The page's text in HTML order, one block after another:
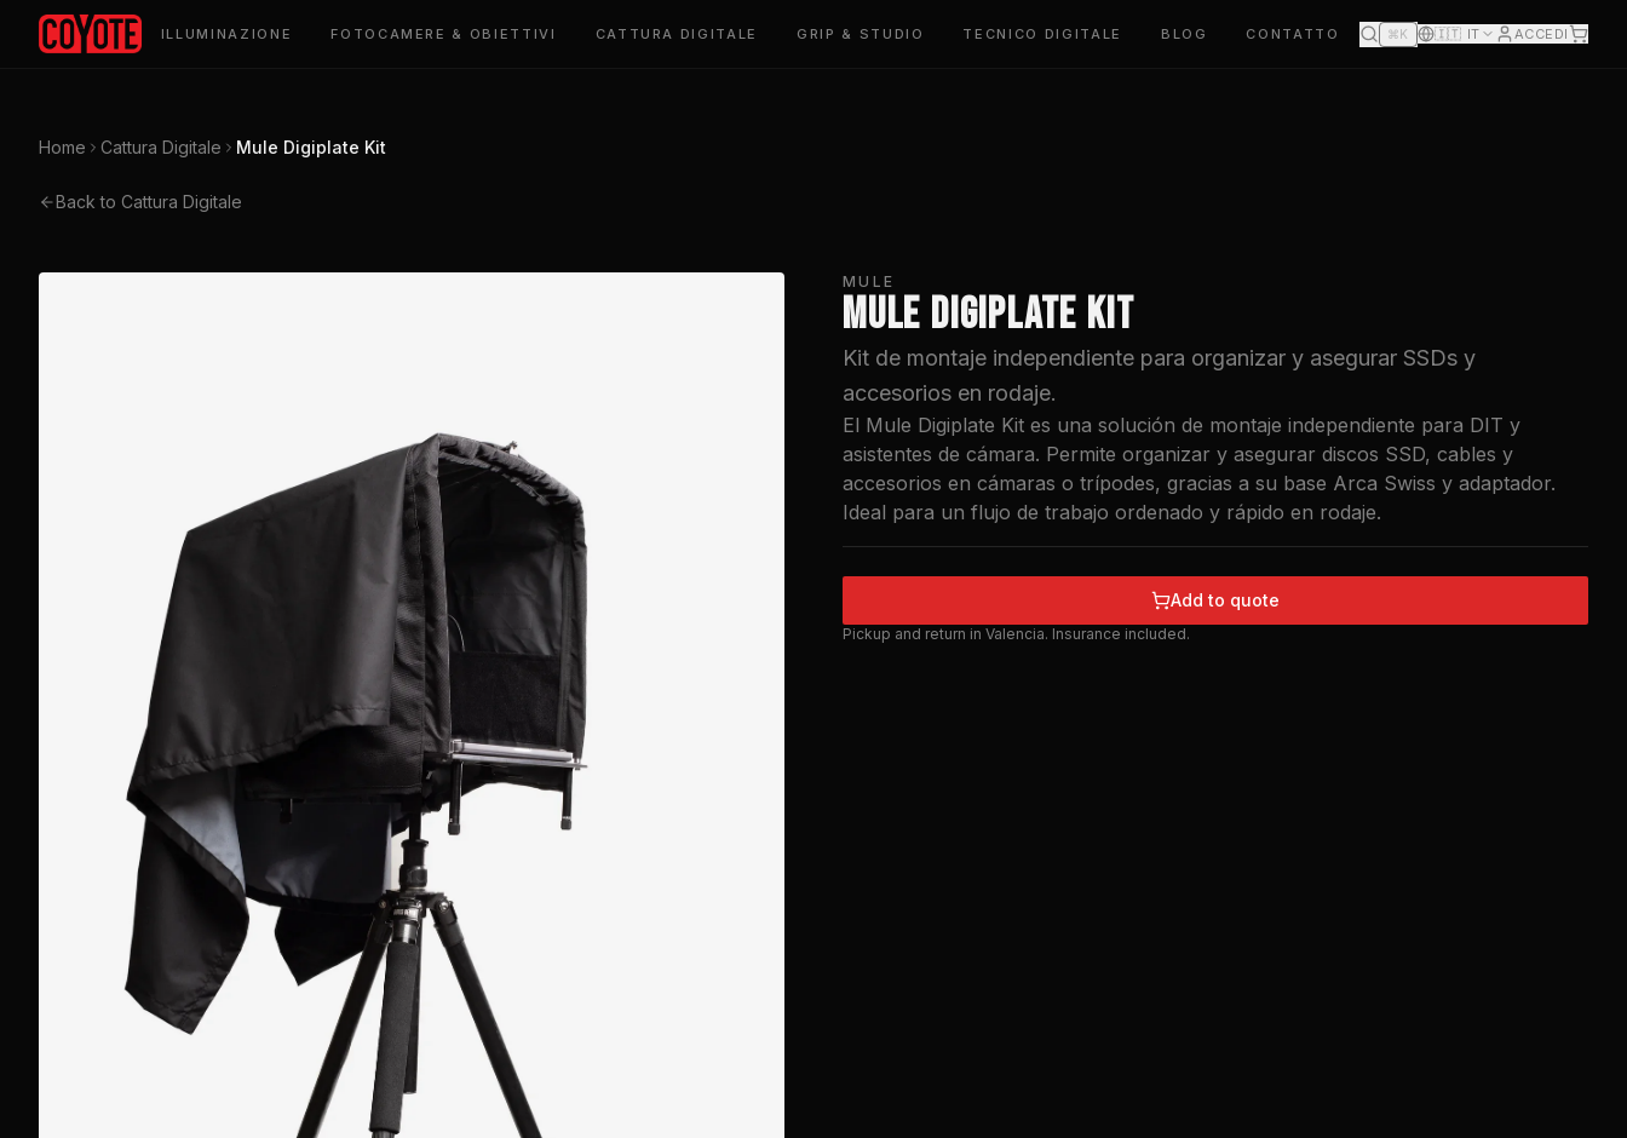
ILLUMINAZIONE FOTOCAMERE & OBIETTIVI CATTURA DIGITALE GRIP & STUDIO TECNICO DIGITALE BLOG CONTATTO ⌘K 🇮🇹 IT ACCEDI
Home Cattura Digitale Mule Digiplate Kit
Back to Cattura Digitale
MULE
MULE DIGIPLATE KIT
Kit de montaje independiente para organizar y asegurar SSDs y
accesorios en rodaje.
El Mule Digiplate Kit es una solución de montaje independiente para DIT y
asistentes de cámara. Permite organizar y asegurar discos SSD, cables y
accesorios en cámaras o trípodes, gracias a su base Arca Swiss y adaptador.
Ideal para un flujo de trabajo ordenado y rápido en rodaje.
Add to quote
Pickup and return in Valencia. Insurance included.